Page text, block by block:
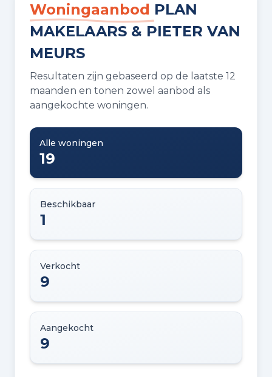
Woningaanbod PLAN
MAKELAARS & PIETER VAN
MEURS
Resultaten zijn gebaseerd op de laatste 12
maanden en tonen zowel aanbod als
aangekochte woningen.
Alle woningen
19
Beschikbaar
1
Verkocht
9
Aangekocht
9